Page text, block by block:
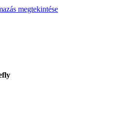
megtekintése